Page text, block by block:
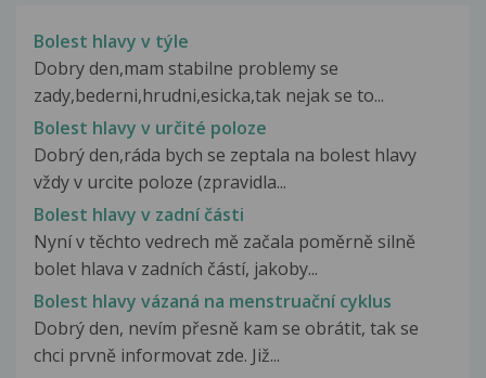
Bolest hlavy v týle
Dobry den,mam stabilne problemy se
zady,bederni,hrudni,esicka,tak nejak se to...
Bolest hlavy v určité poloze
Dobrý den,ráda bych se zeptala na bolest hlavy
vždy v urcite poloze (zpravidla...
Bolest hlavy v zadní části
Nyní v těchto vedrech mě začala poměrně silně
bolet hlava v zadních částí, jakoby...
Bolest hlavy vázaná na menstruační cyklus
Dobrý den, nevím přesně kam se obrátit, tak se
chci prvně informovat zde. Již...